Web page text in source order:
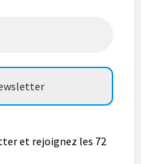
et rejoignez les 72